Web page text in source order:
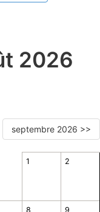
2026
septembre 2026 >>
1 2
8 9